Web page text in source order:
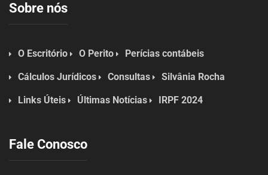
Sobre nós
O Escritório O Perito Perícias contábeis
Cálculos Jurídicos Consultas Silvânia Rocha
Links Úteis Últimas Notícias IRPF 2024
Fale Conosco